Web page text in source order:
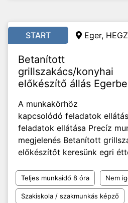
START Eger,
Betanított
grillszakács/konyhai
előkészítő állás
A munkakörhöz
kapcsolódó feladatok
feladatok ellátása Precíz
megjelenés Betanított
előkészítőt keresünk egri
Teljes munkaidő 8 óra Nem
Szakiskola / szakmunkás képző